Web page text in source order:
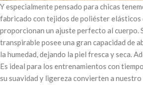
Y especialmente pensado para chicas
fabricado con tejidos de poliéster elásticos
proporcionan un ajuste perfecto al cuerpo.
transpirable posee una gran capacidad de
la humedad, dejando la piel fresca y seca.
Es ideal para los entrenamientos con
su suavidad y ligereza convierten a nuestro